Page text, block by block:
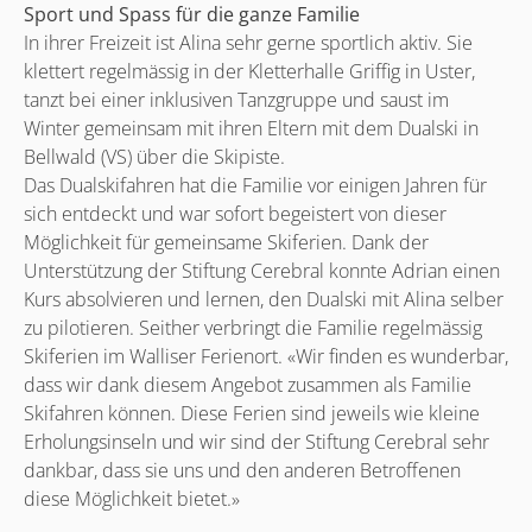
Sport und Spass für die ganze Familie
In ihrer Freizeit ist Alina sehr gerne sportlich aktiv. Sie
klettert regelmässig in der Kletterhalle Griffig in Uster,
tanzt bei einer inklusiven Tanzgruppe und saust im
Winter gemeinsam mit ihren Eltern mit dem Dualski in
Bellwald (VS) über die Skipiste.
Das Dualskifahren hat die Familie vor einigen Jahren für
sich entdeckt und war sofort begeistert von dieser
Möglichkeit für gemeinsame Skiferien. Dank der
Unterstützung der Stiftung Cerebral konnte Adrian einen
Kurs absolvieren und lernen, den Dualski mit Alina selber
zu pilotieren. Seither verbringt die Familie regelmässig
Skiferien im Walliser Ferienort. «Wir finden es wunderbar,
dass wir dank diesem Angebot zusammen als Familie
Skifahren können. Diese Ferien sind jeweils wie kleine
Erholungsinseln und wir sind der Stiftung Cerebral sehr
dankbar, dass sie uns und den anderen Betroffenen
diese Möglichkeit bietet.»